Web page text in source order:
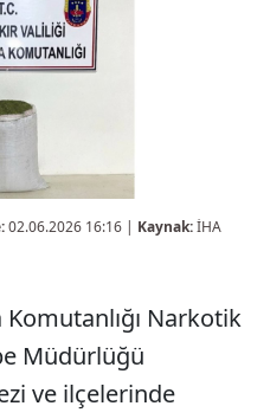
02.06.2026 16:16 | Kaynak:İHA
Narkotik
Müdürlüğü
ve ilçelerinde